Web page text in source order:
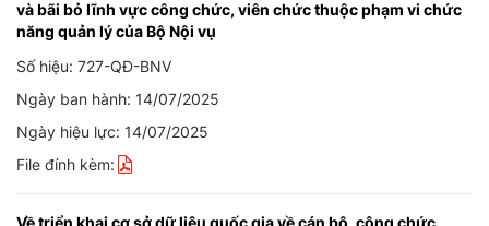
và bãi bỏ lĩnh vực công chức, viên chức thuộc phạm vi chức
năng quản lý của Bộ Nội vụ
Số hiệu: 727-QĐ-BNV
Ngày ban hành: 14/07/2025
Ngày hiệu lực: 14/07/2025
File đính kèm:
Về triển khai cơ sở dữ liệu quốc gia về cán bộ, công chức,